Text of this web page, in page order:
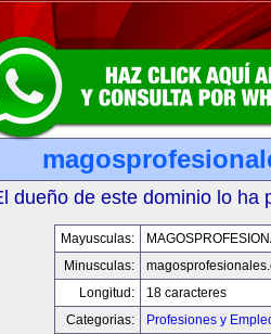
dueño de este dominio lo ha
Mayusculas:
Minusculas:
Longitud:
18 caracteres
Categorias:
Profesiones y